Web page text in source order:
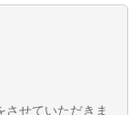
させていただきま